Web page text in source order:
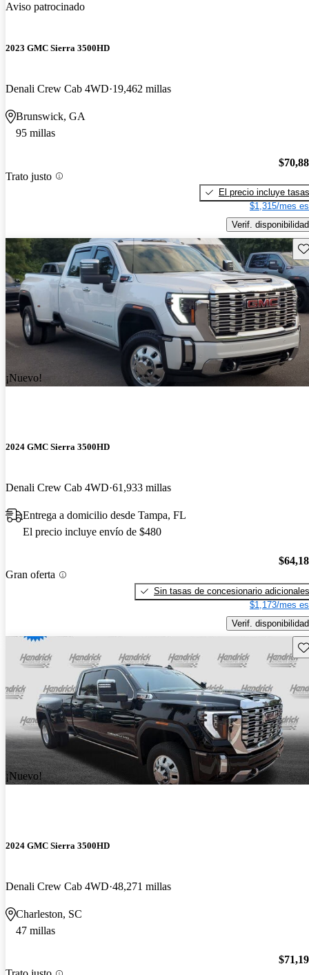
Aviso patrocinado
2023 GMC Sierra 3500HD
Denali Crew Cab 4WD 19,462 millas
Brunswick, GA
95 millas
Trato justo
El precio incluye tasas
$1,315/mes
Verif. disponibilidad
¡Nuevo!
2024 GMC Sierra 3500HD
Denali Crew Cab 4WD 61,933 millas
Entrega a domicilio desde Tampa, FL
El precio incluye envío de $480
Gran oferta
Sin tasas de concesionario adicionales
$1,173/mes
Verif. disponibilidad
¡Nuevo!
2024 GMC Sierra 3500HD
Denali Crew Cab 4WD 48,271 millas
Charleston, SC
47 millas